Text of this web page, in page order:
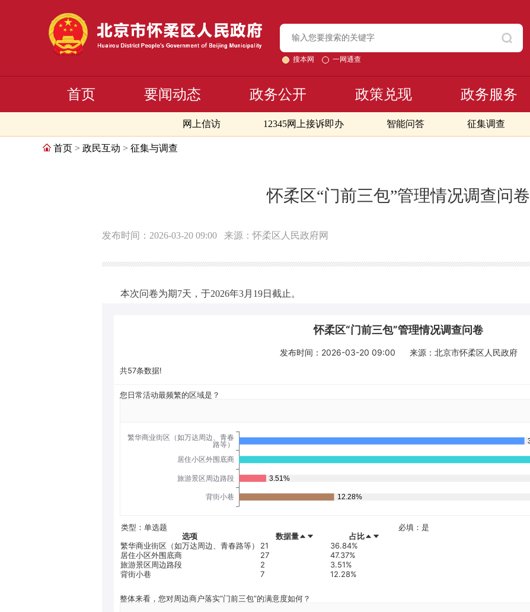
搜本网 一网通查
首页 要闻动态 政务公开 政策兑现 政务服务
网上信访 12345网上接诉即办 智能问答 征集调查
首页 > 政民互动 > 征集与调查
怀柔区“门前三包”管理情况调查问卷
发布时间：2026-03-20 09:00 来源：怀柔区人民政府网
本次问卷为期7天，于2026年3月19日截止。